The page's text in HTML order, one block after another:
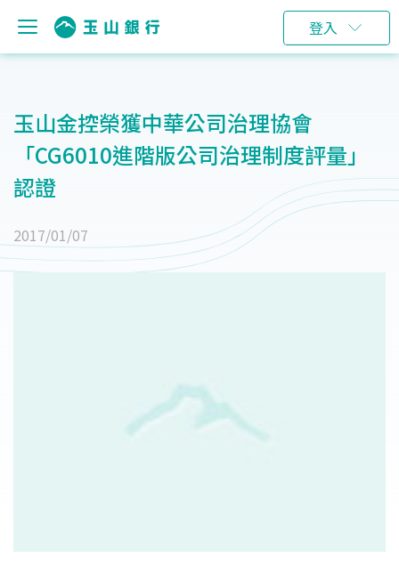
登入
玉山金控榮獲中華公司治理協會
「CG6010進階版公司治理制度評量」
認證
2017/01/07